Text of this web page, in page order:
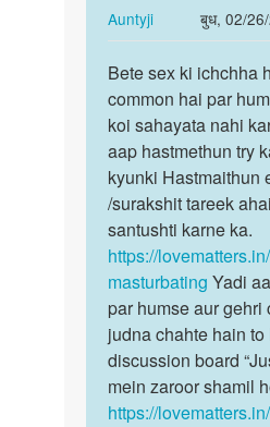
apki
kya
by
Auntyji
Auntyji
बुध, 02/
In
reply
to
sex
karna
h
by
rohit
Bete
sex
ki
ichchha
hona…
Bete sex ki ichchha
common hai par
koi sahayata nahi
aap hastmethun try
kyunki Hastmaithun
/surakshit tareek
santushti karne ka.
https://
masturbating Yadi
par humse aur gehri
judna chahte hain to
discussion board
mein zaroor shamil
https://